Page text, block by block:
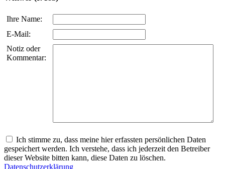
Ihre Name:
E-Mail:
Notiz oder
Kommentar:
Ich stimme zu, dass meine hier erfassten persönlichen Daten
gespeichert werden. Ich verstehe, dass ich jederzeit den Betreiber
dieser Website bitten kann, diese Daten zu löschen.
Datenschutzerklärung